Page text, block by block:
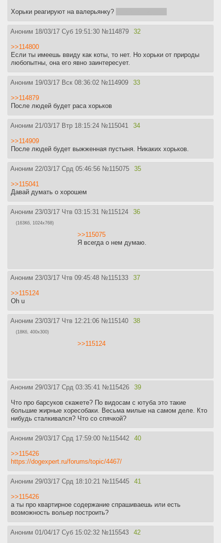
Хорьки реагируют на валерьянку?
Аноним 18/03/17 Суб 19:51:30 №114879 32
>>114800
Если ты имеешь ввиду как коты, то нет. Но хорьки от природы
любопытны, она его явно заинтересует.
Аноним 19/03/17 Вск 08:36:02 №114909 33
>>114879
После людей будет раса хорьков
Аноним 21/03/17 Втр 18:15:24 №115041 34
>>114909
После людей будет выжженная пустыня. Никаких хорьков.
Аноним 22/03/17 Срд 05:46:56 №115075 35
>>115041
Давай думать о хорошем
Аноним 23/03/17 Чтв 03:15:31 №115124 36
(163Кб, 1024x768)
>>115075
Я всегда о нем думаю.
Аноним 23/03/17 Чтв 09:45:48 №115133 37
>>115124
Oh u
Аноним 23/03/17 Чтв 12:21:06 №115140 38
(18Кб, 400x300)
>>115124
Аноним 29/03/17 Срд 03:35:41 №115426 39
Что про барсуков скажете? По видосам с ютуба это такие
большие жирные хоресобаки. Весьма милые на самом деле. Кто
нибудь сталкивался? Что со спячкой?
Аноним 29/03/17 Срд 17:59:00 №115442 40
>>115426
https://dogexpert.ru/forums/topic/4467/
Аноним 29/03/17 Срд 18:10:21 №115445 41
>>115426
а ты про квартирное содержание спрашиваешь или есть
возможность вольер построить?
Аноним 01/04/17 Суб 15:02:32 №115543 42